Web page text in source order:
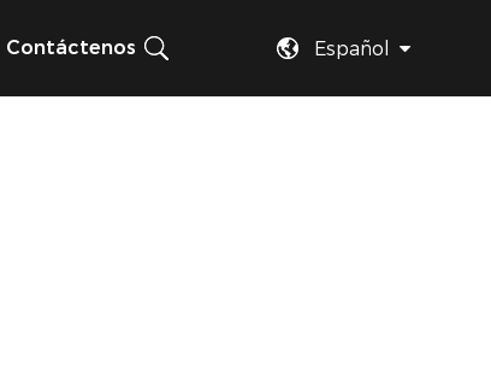
Contáctenos Español